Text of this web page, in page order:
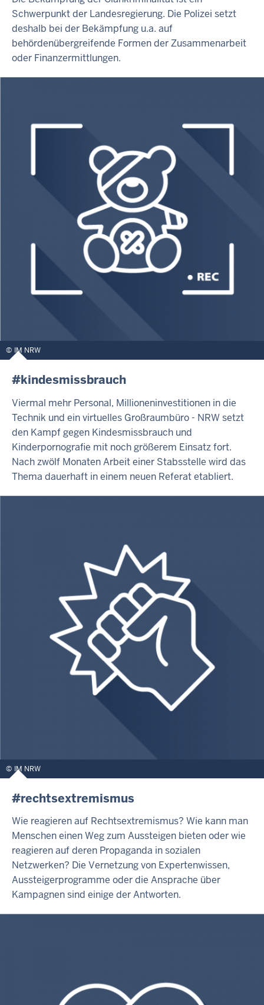
Schwerpunkt der Landesregierung. Die Polizei setzt
deshalb bei der Bekämpfung u.a. auf
behördenübergreifende Formen der Zusammenarbeit
oder Finanzermittlungen.
IM NRW
#kindesmissbrauch
Viermal mehr Personal, Millioneninvestitionen in die
Technik und ein virtuelles Großraumbüro - NRW setzt
den Kampf gegen Kindesmissbrauch und
Kinderpornografie mit noch größerem Einsatz fort.
Nach zwölf Monaten Arbeit einer Stabsstelle wird das
Thema dauerhaft in einem neuen Referat etabliert.
IM NRW
#rechtsextremismus
Wie reagieren auf Rechtsextremismus? Wie kann man
Menschen einen Weg zum Aussteigen bieten oder wie
reagieren auf deren Propaganda in sozialen
Netzwerken? Die Vernetzung von Expertenwissen,
Aussteigerprogramme oder die Ansprache über
Kampagnen sind einige der Antworten.